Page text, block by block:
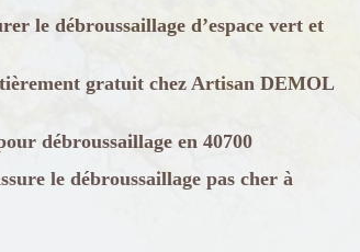
le débroussaillage d’espace vert et
gratuit chez Artisan DEMOL
débroussaillage en 40700
le débroussaillage pas cher à